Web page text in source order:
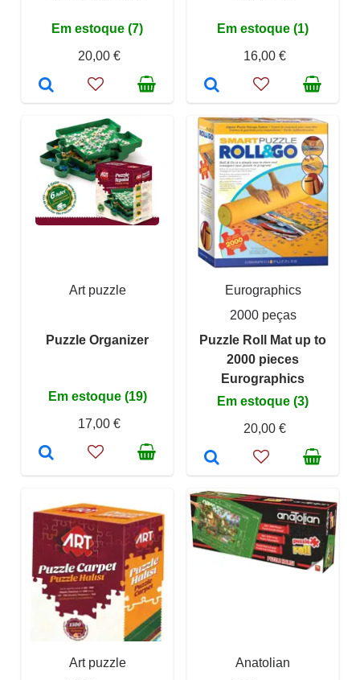
Em estoque (7)
20,00 €
Em estoque (1)
16,00 €
Art puzzle
Puzzle Organizer
Em estoque (19)
17,00 €
Eurographics
2000 peças
Puzzle Roll Mat up to
2000 pieces
Eurographics
Em estoque (3)
20,00 €
Art puzzle
Anatolian